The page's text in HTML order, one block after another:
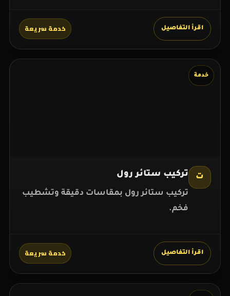
اقرأ التفاصيل خدمة سريعة
خدمة
ت تركيب ستائر رول
تركيب ستائر رول بمقاسات دقيقة وتشطيب
فخم.
اقرأ التفاصيل خدمة سريعة